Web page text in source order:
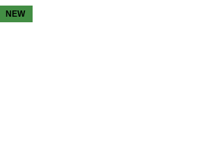
NEW